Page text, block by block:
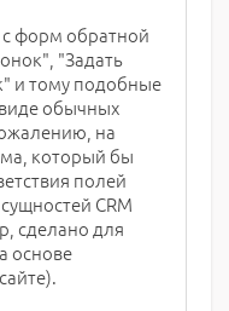
с форм обратной
"Задать
и тому подобные
обычных
на
который бы
полей
CRM
сделано для
основе